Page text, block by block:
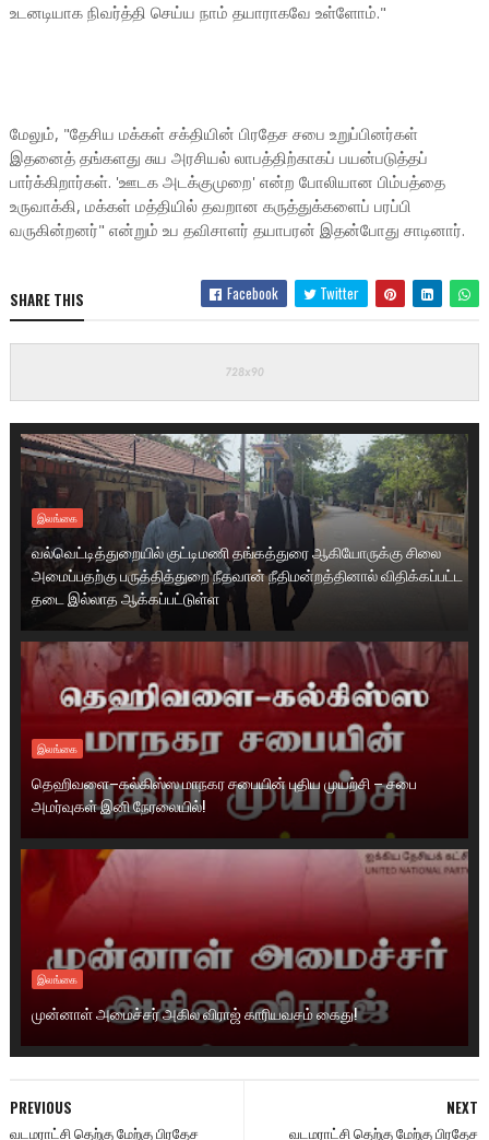
உடனடியாக நிவர்த்தி செய்ய நாம் தயாராகவே உள்ளோம்."
மேலும், "தேசிய மக்கள் சக்தியின் பிரதேச சபை உறுப்பினர்கள்
இதனைத் தங்களது சுய அரசியல் லாபத்திற்காகப் பயன்படுத்தப்
பார்க்கிறார்கள். 'ஊடக அடக்குமுறை' என்ற போலியான பிம்பத்தை
உருவாக்கி, மக்கள் மத்தியில் தவறான கருத்துக்களைப் பரப்பி
வருகின்றனர்" என்றும் உப தவிசாளர் தயாபரன் இதன்போது சாடினார்.
SHARE THIS Facebook Twitter
இலங்கை
வல்வெட்டித்துறையில் குட்டிமணி தங்கத்துரை ஆகியோருக்கு சிலை
அமைப்பதற்கு பருத்தித்துறை நீதவான் நீதிமன்றத்தினால் விதிக்கப்பட்ட
தடை இல்லாத ஆக்கப்பட்டுள்ள
இலங்கை
தெஹிவளை–கல்கிஸ்ஸ மாநகர சபையின் புதிய முயற்சி – சபை
அமர்வுகள் இனி நேரலையில்!
இலங்கை
முன்னாள் அமைச்சர் அகில விராஜ் காரியவசம் கைது!
NEXT
வடமராட்சி தெற்கு மேற்கு பிரதேச
PREVIOUS
வடமராட்சி தெற்கு மேற்கு பிரதேச